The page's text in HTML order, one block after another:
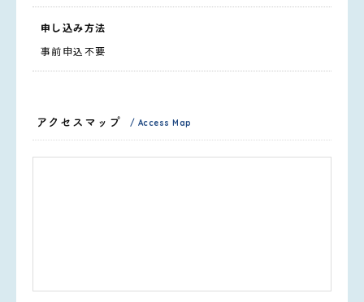
申し込み方法
事前申込不要
アクセスマップ / Access Map